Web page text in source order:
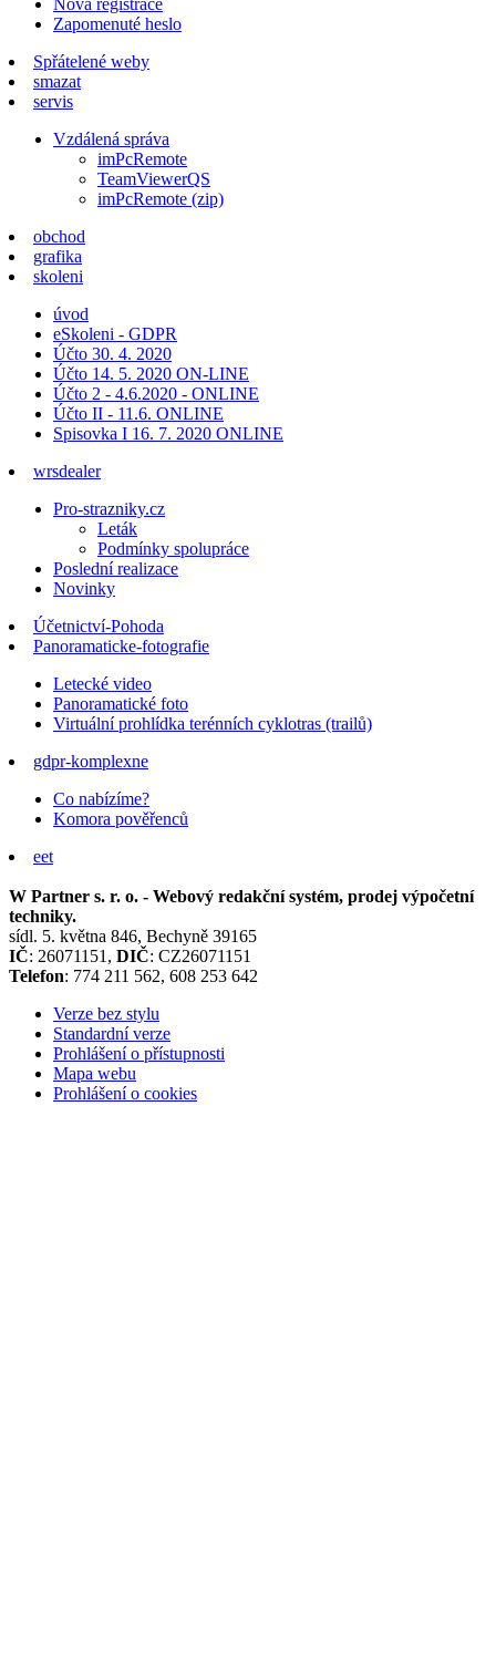
Zapomenuté heslo
Spřátelené weby
smazat
servis
Vzdálená správa
imPcRemote
TeamViewerQS
imPcRemote (zip)
obchod
grafika
skoleni
úvod
eSkoleni - GDPR
Účto 30. 4. 2020
Účto 14. 5. 2020 ON-LINE
Účto 2 - 4.6.2020 - ONLINE
Účto II - 11.6. ONLINE
Spisovka I 16. 7. 2020 ONLINE
wrsdealer
Pro-strazniky.cz
Leták
Podmínky spolupráce
Poslední realizace
Novinky
Účetnictví-Pohoda
Panoramaticke-fotografie
Letecké video
Panoramatické foto
Virtuální prohlídka terénních cyklotras (trailů)
gdpr-komplexne
Co nabízíme?
Komora pověřenců
eet
W Partner s. r. o. - Webový redakční systém, prodej výpočetní
techniky.
sídl. 5. května 846, Bechyně 39165
IČ: 26071151, DIČ: CZ26071151
Telefon: 774 211 562, 608 253 642
Verze bez stylu
Standardní verze
Prohlášení o přístupnosti
Mapa webu
Prohlášení o cookies